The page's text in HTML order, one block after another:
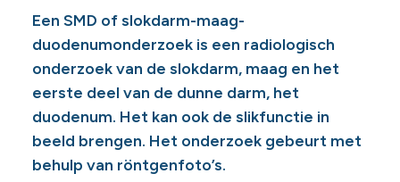
Een SMD of slokdarm-maag-
duodenumonderzoek is een radiologisch
onderzoek van de slokdarm, maag en het
eerste deel van de dunne darm, het
duodenum. Het kan ook de slikfunctie in
beeld brengen. Het onderzoek gebeurt met
behulp van röntgenfoto’s.